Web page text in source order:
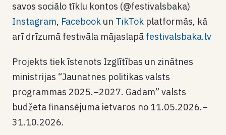
savos sociālo tīklu kontos (@festivalsbaka)
Instagram, Facebook un TikTok platformās, kā
arī drīzumā festivāla mājaslapā festivalsbaka.lv
Projekts tiek īstenots Izglītības un zinātnes
ministrijas “Jaunatnes politikas valsts
programmas 2025.–2027. Gadam” valsts
budžeta finansējuma ietvaros no 11.05.2026.–
31.10.2026.